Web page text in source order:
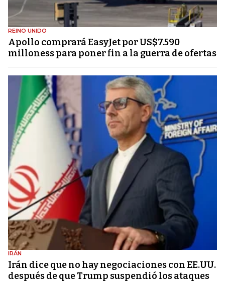
REINO UNIDO
Apollo comprará EasyJet por US$7.590
milloness para poner fin a la guerra de ofertas
IRÁN
Irán dice que no hay negociaciones con EE.UU.
después de que Trump suspendió los ataques